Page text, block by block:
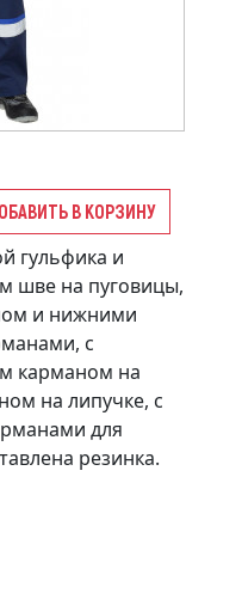
В КОРЗИНУ
гульфика и
шве на пуговицы,
и нижними
с
карманом на
на липучке, с
для
резинка.